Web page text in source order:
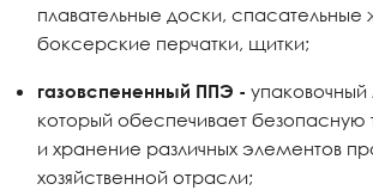
плавательные доски,
боксерские перчатки, щитки;
газовспененный ППЭ -
который обеспечивает безопасную
и хранение различных элементов
хозяйственной отрасли;